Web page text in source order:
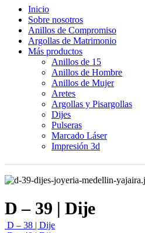
Inicio
Sobre nosotros
Anillos de Compromiso
Argollas de Matrimonio
Más productos
Anillos de 15
Anillos de Hombre
Anillos de Mujer
Aretes
Argollas y Pisargollas
Dijes
Pulseras
Marcado Láser
Impresión 3d
D – 39 | Dije
D – 38 | Dije